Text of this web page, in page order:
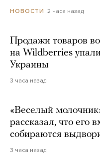
НОВОСТИ 2 часа назад
Продажи товаров
на Wildberries
Украины
3 часа назад
«Веселый
рассказал, что его
собираются
3 часа назад